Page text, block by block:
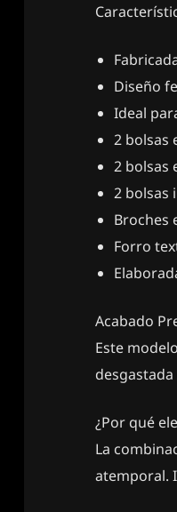
Diseño
Ideal
2 bolsas
2 bolsas
2 bolsas
Broches
Forro
Acabado
Este
¿Por qué
La
atemporal.